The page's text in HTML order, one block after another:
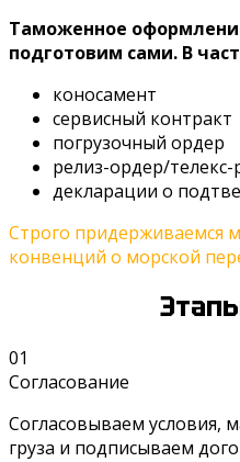
Таможенное
подготовим сами. В
коносамент
сервисный контракт
погрузочный ордер
релиз-ордер/телекс-
декларации о
Строго придерживаемся
конвенций о морской
01
Согласование
Согласовываем условия,
груза и подписываем